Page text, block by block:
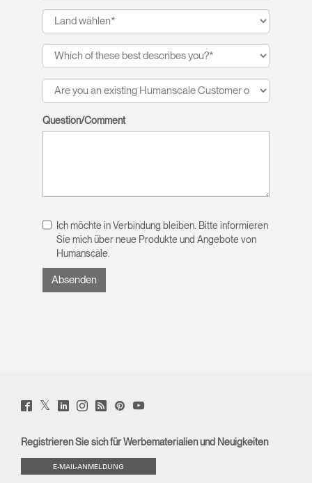
Question/Comment
Ich möchte in Verbindung bleiben. Bitte informieren
Sie mich über neue Produkte und Angebote von
Humanscale.
Facebook
(opens
Twitter
(opens
LinkedIn
(opens
Instagram
(opens
Humanscale
Blog
window)
PinterstYouTube
Registrieren Sie sich für Werbematerialien und Neuigkeiten
E-MAIL-ANMELDUNG